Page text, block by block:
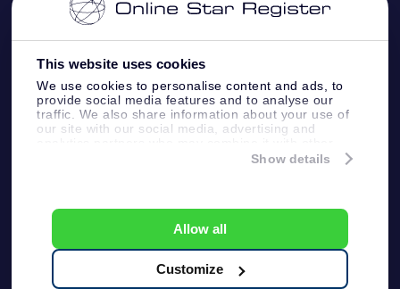
This website uses cookies
We use cookies to personalise content and ads, to
provide social media features and to analyse our
traffic. We also share information about your use of
our site with our social media, advertising and
information that you’ve provided to them or that
Show details
Allow all
Customize
評論
OSR 禮物卡
公司禮品
個性化的Star Page
One Million Stars
OSR Starsaver
付款資訊
配送信息
退貨政策
客戶服務:help@osr.org
KVK: 60333553, VAT: NL 8538.62.722B01
One Million Stars